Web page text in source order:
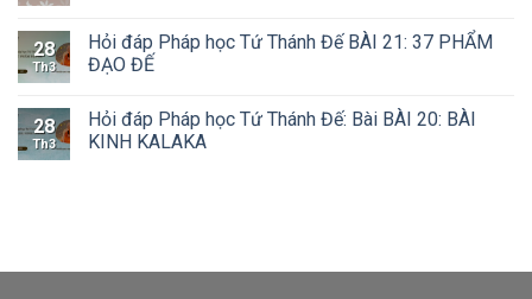
28
Th3
Hỏi đáp Pháp học Tứ Thánh Đế BÀI 21: 37 PHẨM
ĐẠO ĐẾ
28
Th3
Hỏi đáp Pháp học Tứ Thánh Đế: Bài BÀI 20: BÀI
KINH KALAKA